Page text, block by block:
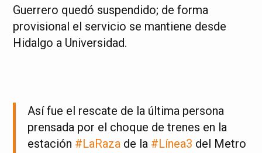
Guerrero quedó suspendido; de forma
provisional el servicio se mantiene desde
Hidalgo a Universidad.
Así fue el rescate de la última persona
prensada por el choque de trenes en la
estación #LaRaza de la #Línea3 del Metro